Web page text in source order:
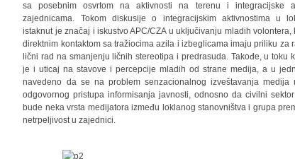
sa posebnim osvrtom na aktivnosti na terenu i integracijske
zajednicama. Tokom diskusije o integracijskim aktivnostima u
istaknut je značaj i iskustvo APC/CZA u uključivanju mladih volontera,
direktnim kontaktom sa tražiocima azila i izbeglicama imaju priliku za
lični rad na smanjenju ličnih stereotipa i predrasuda. Takođe, u toku
je i uticaj na stavove i percepcije mladih od strane medija, a u
navedeno da se na problem senzacionalnog izveštavanja medija
odgovornog pristupa informisanja javnosti, odnosno da civilni
bude neka vrsta medijatora između loklanog stanovništva i grupa
netrpeljivost u zajednici.